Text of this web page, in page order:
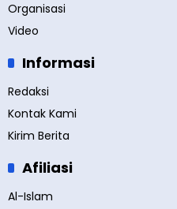
Organisasi
Video
Informasi
Redaksi
Kontak Kami
Kirim Berita
Afiliasi
Al-Islam